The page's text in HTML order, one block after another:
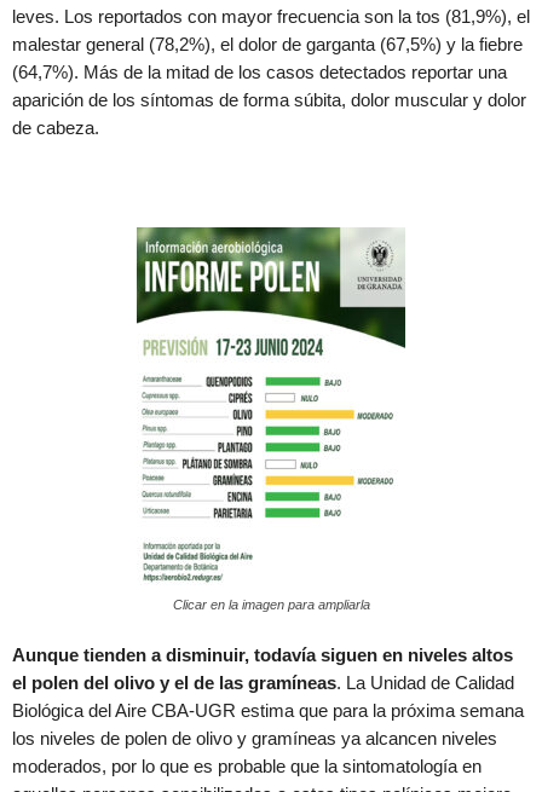
leves. Los reportados con mayor frecuencia son la tos (81,9%), el
malestar general (78,2%), el dolor de garganta (67,5%) y la fiebre
(64,7%). Más de la mitad de los casos detectados reportar una
aparición de los síntomas de forma súbita, dolor muscular y dolor
de cabeza.
Clicar en la imagen para ampliarla
Aunque tienden a disminuir, todavía siguen en niveles altos
el polen del olivo y el de las gramíneas. La Unidad de Calidad
Biológica del Aire CBA-UGR estima que para la próxima semana
los niveles de polen de olivo y gramíneas ya alcancen niveles
moderados, por lo que es probable que la sintomatología en